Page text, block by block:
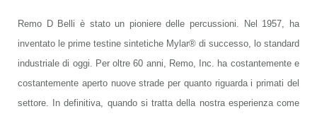
ORCHESTRA
Remo D Belli è stato un pioniere delle percussioni. Nel 1957, ha
inventato le prime testine sintetiche Mylar® di successo, lo standard
industriale di oggi. Per oltre 60 anni, Remo, Inc. ha costantemente e
costantemente aperto nuove strade per quanto riguarda i primati del
settore. In definitiva, quando si tratta della nostra esperienza come